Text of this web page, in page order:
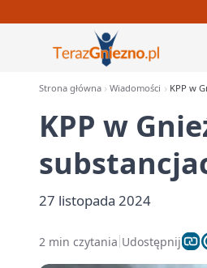
Strona główna Wiadomości KPP w
KPP w
27 listopada 2024
2 min czytania Udostępnij